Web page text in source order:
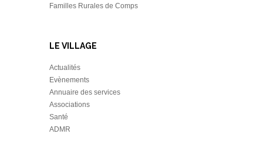
Familles Rurales de Comps
LE VILLAGE
Actualités
Evènements
Annuaire des services
Associations
Santé
ADMR